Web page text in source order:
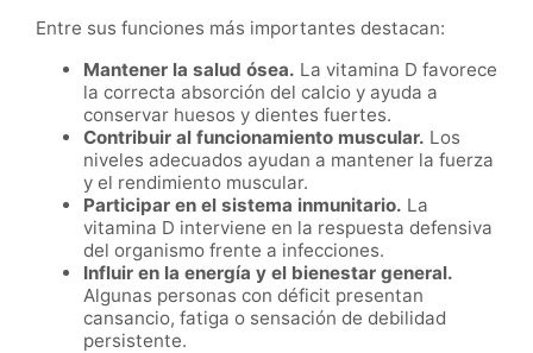
Entre sus funciones más importantes destacan:
Mantener la salud ósea. La vitamina D favorece
la correcta absorción del calcio y ayuda a
conservar huesos y dientes fuertes.
Contribuir al funcionamiento muscular. Los
niveles adecuados ayudan a mantener la fuerza
y el rendimiento muscular.
Participar en el sistema inmunitario. La
vitamina D interviene en la respuesta defensiva
del organismo frente a infecciones.
Influir en la energía y el bienestar general.
Algunas personas con déficit presentan
cansancio, fatiga o sensación de debilidad
persistente.